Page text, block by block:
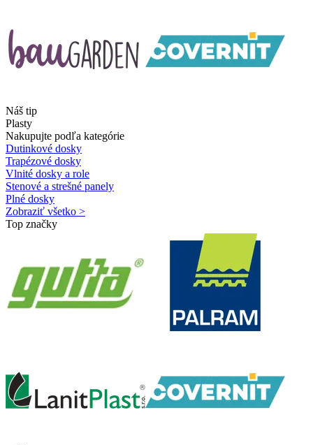
Náš tip
Plasty
Nakupujte podľa kategórie
Dutinkové dosky
Trapézové dosky
Vlnité dosky a role
Stenové a strešné panely
Plné dosky
Zobraziť všetko >
Top značky